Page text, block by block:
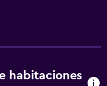
habitaciones